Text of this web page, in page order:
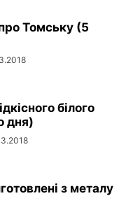
Томську (5
білого
дня)
з металу